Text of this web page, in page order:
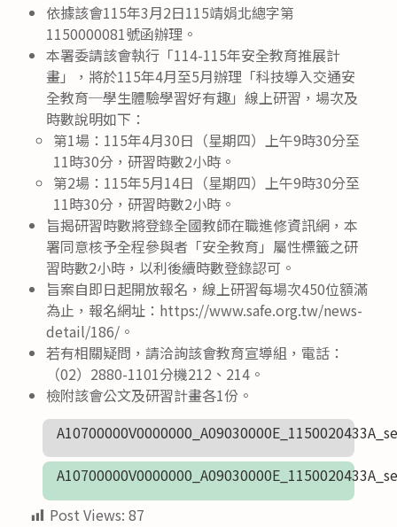
依據該會115年3月2日115靖娟北總字第
1150000081號函辦理。
本署委請該會執行「114-115年安全教育推展計
畫」，將於115年4月至5月辦理「科技導入交通安
全教育─學生體驗學習好有趣」線上研習，場次及
時數說明如下：
第1場：115年4月30日（星期四）上午9時30分至
11時30分，研習時數2小時。
第2場：115年5月14日（星期四）上午9時30分至
11時30分，研習時數2小時。
旨揭研習時數將登錄全國教師在職進修資訊網，本
署同意核予全程參與者「安全教育」屬性標籤之研
習時數2小時，以利後續時數登錄認可。
旨案自即日起開放報名，線上研習每場次450位額滿
為止，報名網址：https://www.safe.org.tw/news-
detail/186/。
若有相關疑問，請洽詢該會教育宣導組，電話：
（02）2880-1101分機212、214。
檢附該會公文及研習計畫各1份。
Post Views: 87